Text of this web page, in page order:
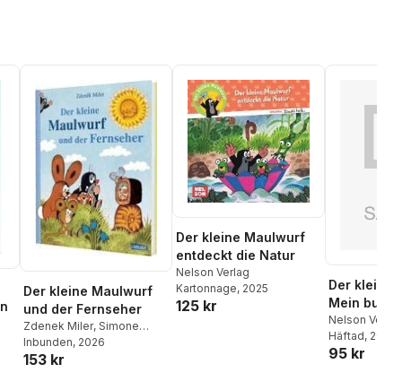
Der kleine Maulwurf
und der Fernseher
Zdenek Miler, Simone
Nettingsmeier
Inbunden, 2026
153 kr
Der kleine Maulwurf
entdeckt die Natur
Nelson Verlag
Kartonnage, 2025
125 kr
Der kleine
Mein bunter
und Spaß-
Nelson Verlag
Häftad, 2025
95 kr